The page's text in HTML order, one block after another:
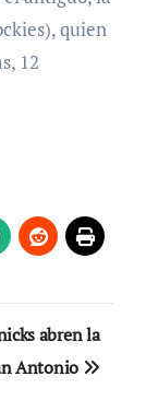
quien
12
abren la
Antonio